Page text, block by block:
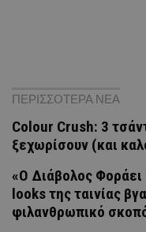
ΠΕΡΙΣΣΟΤΕΡΑ ΝΕΑ
Colour Crush: 3
ξεχωρίσουν (και
«Ο Διάβολος Φοράει
looks της ταινίας
φιλανθρωπικό